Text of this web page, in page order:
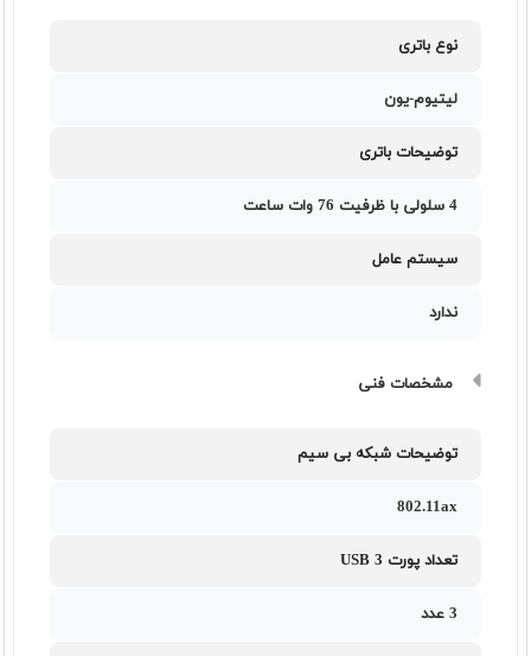
نوع باتری
لیتیوم-یون
توضیحات باتری
4 سلولی با ظرفیت 76 وات ساعت
سیستم عامل
ندارد
مشخصات فنی
توضیحات شبکه بی سیم
802.11ax
تعداد پورت USB 3
3 عدد